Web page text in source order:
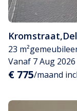
Kromstraat,
23 m²
Vanaf 7 Aug 2026
€ 775/maand